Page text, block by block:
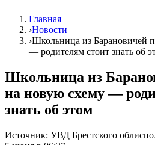
Главная
›Новости
›Школьница из Барановичей
— родителям стоит знать об
Школьница из
на новую схему —
знать об этом
Источник: УВД Брестского